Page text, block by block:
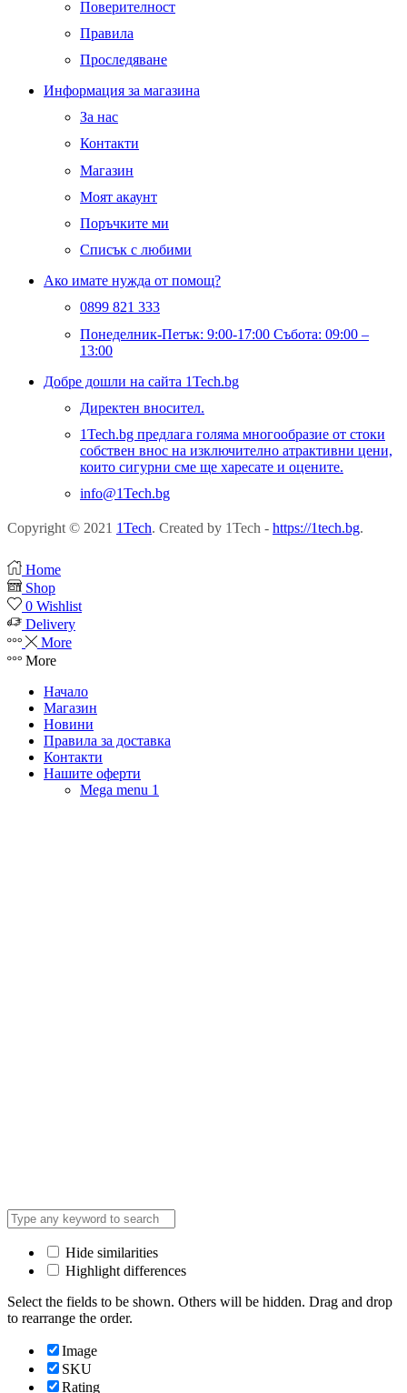
Поверителност
Правила
Проследяване
Информация за магазина
За нас
Контакти
Магазин
Моят акаунт
Поръчките ми
Списък с любими
Ако имате нужда от помощ?
0899 821 333
Понеделник-Петък: 9:00-17:00 Събота: 09:00 –
13:00
Добре дошли на сайта 1Tech.bg
Директен вносител.
1Tech.bg предлага голяма многообразие от стоки
собствен внос на изключително атрактивни цени,
които сигурни сме ще харесате и оцените.
info@1Tech.bg
Copyright © 2021 1Tech. Created by 1Tech - https://1tech.bg.
Home
Shop
0 Wishlist
Delivery
More
More
Начало
Магазин
Новини
Правила за доставка
Контакти
Нашите оферти
Mega menu 1
Hide similarities
Highlight differences
Select the fields to be shown. Others will be hidden. Drag and drop
to rearrange the order.
Image
SKU
Rating